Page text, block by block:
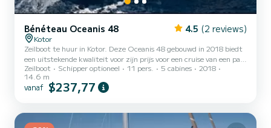
Bénéteau Oceanis 48 4.5 (2 reviews)
Kotor
Zeilboot te huur in Kotor. Deze Oceanis 48 gebouwd in 2018 biedt
een uitstekende kwaliteit voor zijn prijs voor een cruise van een paar
dagen of zelfs een paar weken. De boot heeft 5 hutten met totaal
comfort en een capaciteit van 11 passagiers. Met een totale lengte
van 15 meter en 80 pk, zal het uw beste vriend zijn bij het
Deze boot is uitgerust met een Full batten groo...
Zeilboot Schipper optioneel 11 pers. 5 cabines
2018
14.6 m
vanaf $237,77